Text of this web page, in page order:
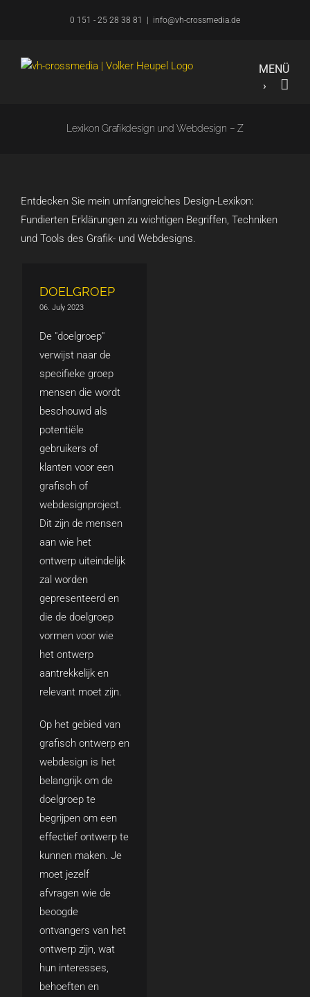
0 151 - 25 28 38 81 info@vh-crossmedia.de
Lexikon Grafikdesign und Webdesign – Z
Entdecken Sie mein umfangreiches Design-Lexikon:
Fundierten Erklärungen zu wichtigen Begriffen, Techniken
und Tools des Grafik- und Webdesigns.
DOELGROEP
06. July 2023
De "doelgroep"
verwijst naar de
specifieke groep
mensen die wordt
beschouwd als
potentiële
gebruikers of
klanten voor een
grafisch of
webdesignproject.
Dit zijn de mensen
aan wie het
ontwerp uiteindelijk
zal worden
gepresenteerd en
die de doelgroep
vormen voor wie
het ontwerp
aantrekkelijk en
relevant moet zijn.
Op het gebied van
grafisch ontwerp en
webdesign is het
belangrijk om de
doelgroep te
begrijpen om een
effectief ontwerp te
kunnen maken. Je
moet jezelf
afvragen wie de
beoogde
ontvangers van het
ontwerp zijn, wat
hun interesses,
behoeften en